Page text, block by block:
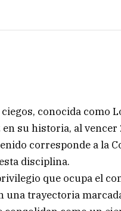
conocida como
su historia, al vencer
corresponde a la
disciplina.
que ocupa el
una trayectoria